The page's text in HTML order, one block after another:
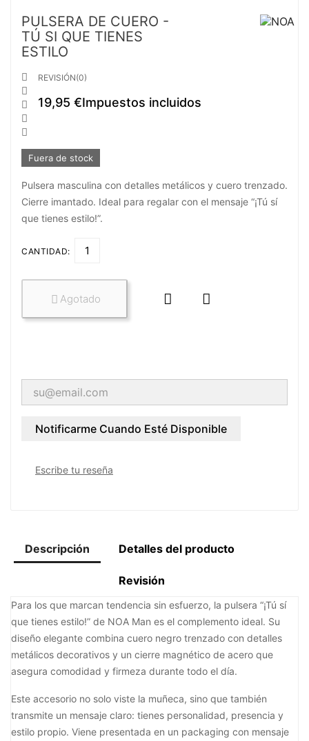
PULSERA DE CUERO -
TÚ SI QUE TIENES
ESTILO





REVISIÓN(0)
19,95 €Impuestos incluidos
Fuera de stock
Pulsera masculina con detalles metálicos y cuero trenzado.
Cierre imantado. Ideal para regalar con el mensaje “¡Tú sí
que tienes estilo!”.
CANTIDAD:
 Agotado  
Notificarme Cuando Esté Disponible
Escribe tu reseña
Descripción Detalles del producto
Revisión
Para los que marcan tendencia sin esfuerzo, la pulsera “¡Tú sí
que tienes estilo!” de NOA Man es el complemento ideal. Su
diseño elegante combina cuero negro trenzado con detalles
metálicos decorativos y un cierre magnético de acero que
asegura comodidad y firmeza durante todo el día.
Este accesorio no solo viste la muñeca, sino que también
transmite un mensaje claro: tienes personalidad, presencia y
estilo propio. Viene presentada en un packaging con mensaje